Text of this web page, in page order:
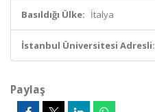
Basıldığı Ülke: İtalya
İstanbul Üniversitesi Adresli:
Paylaş